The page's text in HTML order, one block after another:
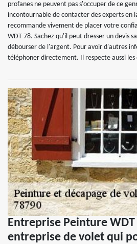
profanes ne peuvent pas s'occuper de ce
incontournable de contacter des experts en
recommande vivement de placer votre
WDT 78. Sachez qu'il peut dresser un devis
débourser de l'argent. Pour avoir d'autres
téléphoner directement. Il respecte aussi
Entreprise Peinture WDT
entreprise de volet qui